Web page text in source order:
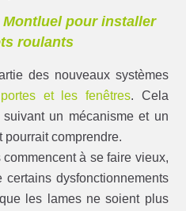
pour installer
roulants
des nouveaux systèmes
portes et les fenêtres. Cela
un mécanisme et un
pourrait comprendre.
à se faire vieux,
certains dysfonctionnements
les lames ne soient plus